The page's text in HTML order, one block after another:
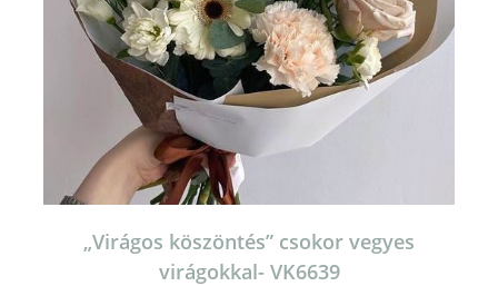
„Virágos köszöntés” csokor vegyes
virágokkal- VK6639